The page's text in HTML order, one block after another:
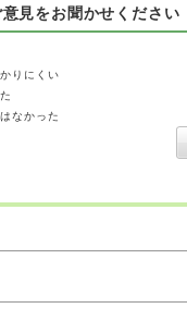
見をお聞かせください
りにくい
なかった